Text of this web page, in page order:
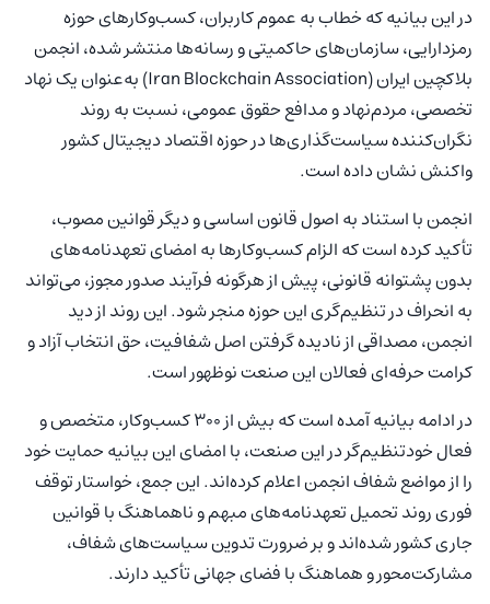
در این بیانیه که خطاب به عموم کاربران، کسب‌وکارهای حوزه
رمزدارایی، سازمان‌های حاکمیتی و رسانه‌ها منتشر شده، انجمن
بلاکچین ایران (Iran Blockchain Association) به‌عنوان یک نهاد
تخصصی، مردم‌نهاد و مدافع حقوق عمومی، نسبت به روند
نگران‌کننده سیاست‌گذاری‌ها در حوزه اقتصاد دیجیتال کشور
واکنش نشان داده است.
انجمن با استناد به اصول قانون اساسی و دیگر قوانین مصوب،
تأکید کرده است که الزام کسب‌وکارها به امضای تعهدنامه‌های
بدون پشتوانه قانونی، پیش از هرگونه فرآیند صدور مجوز، می‌تواند
به انحراف در تنظیم‌گری این حوزه منجر شود. این روند از دید
انجمن، مصداقی از نادیده‌ گرفتن اصل شفافیت، حق انتخاب آزاد و
کرامت حرفه‌ای فعالان این صنعت نوظهور است.
در ادامه بیانیه آمده است که بیش از ۳۰۰ کسب‌وکار، متخصص و
فعال خودتنظیم‌گر در این صنعت، با امضای این بیانیه حمایت خود
را از مواضع شفاف انجمن اعلام کرده‌اند. این جمع، خواستار توقف
فوری روند تحمیل تعهدنامه‌های مبهم و ناهماهنگ با قوانین
جاری کشور شده‌اند و بر ضرورت تدوین سیاست‌های شفاف،
مشارکت‌محور و هماهنگ با فضای جهانی تأکید دارند.